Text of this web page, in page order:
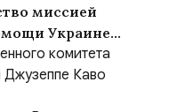
миссией
Украине
передать
комитета
Джузеппе Каво